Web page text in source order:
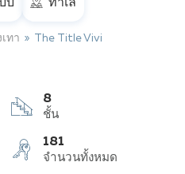
บ ทำเล
ทา The Title Vivi
8